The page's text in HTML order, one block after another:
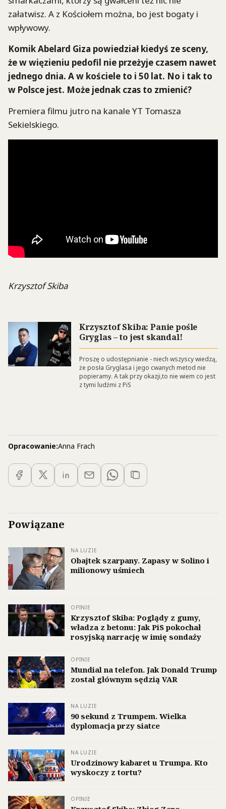
załatwisz. A z Kościołem można, bo jest bogaty i
wpływowy.
Komik Abelard Giza powiedział kiedyś ze sceny,
że w więzieniu pedofil nie przeżyje czasem nawet
jednego dnia. A w kościele to i 50 lat. No i tak to
w Polsce jest. Może jednak czas to zmienić?
Premiera filmu jutro na kanale YT Tomasza
Sekielskiego.
Krzysztof Skiba
Krzysztof Skiba: Panie pośle
Gryglas – to jest skandal!
Proszę o udostępnianie - niech wszyscy wiedzą,
że posła Gryglasa i jego cwanych metod nie
popieramy. A tak przy okazji,to nie wiem co jest
z tymi ludźmi z PiS
Opracowanie:Anna Frach
Powiązane
NA LUZIE
Obajtek szarpany. Zapasy w Solino i
milionowy uśmiech
OPINIE
Krzysztof Skiba: Poglądy z gumy,
władza z betonu: Jak PiS pokochał
rosyjską narrację w imię sondaży
OPINIE
Mundial na telefon. Jak Donald Trump
został głównym sędzią VAR
NA LUZIE
90 sekund z Trumpem. Wielka
dyplomacja przy siatce
NA LUZIE
Urodzinowy kabaret u Trumpa. Kto
wyskoczy z tortu?
OPINIE